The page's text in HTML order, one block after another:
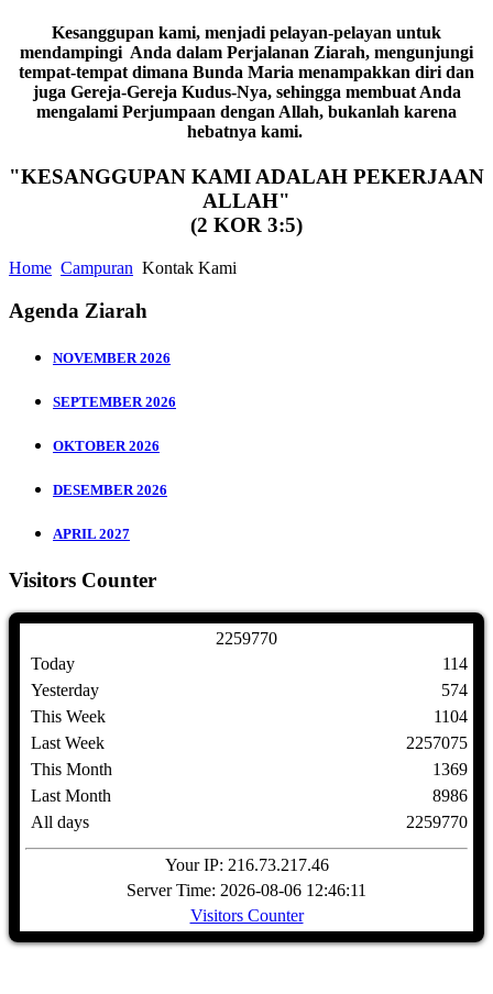
Kesanggupan kami, menjadi pelayan-pelayan untuk
mendampingi Anda dalam Perjalanan Ziarah, mengunjungi
tempat-tempat dimana Bunda Maria menampakkan diri dan
juga Gereja-Gereja Kudus-Nya, sehingga membuat Anda
mengalami Perjumpaan dengan Allah, bukanlah karena
hebatnya kami.
"KESANGGUPAN KAMI ADALAH PEKERJAAN
ALLAH"
(2 KOR 3:5)
Home Campuran Kontak Kami
Agenda Ziarah
NOVEMBER 2026
SEPTEMBER 2026
OKTOBER 2026
DESEMBER 2026
APRIL 2027
Visitors Counter
2259770
Today
Yesterday
This Week
Last Week
This Month
Last Month
All days
114
574
1104
2257075
1369
8986
2259770
Your IP: 216.73.217.46
Server Time: 2026-08-06 12:46:11
Visitors Counter